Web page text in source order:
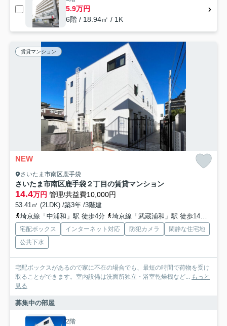
5.9万円
6階 / 18.94㎡ / 1K
賃貸マンション
NEW
さいたま市南区鹿手袋
さいたま市南区鹿手袋２丁目の賃貸マンション
14.4万円 管理/共益費10,000円
53.41㎡ (2LDK) /築3年 /3階建
埼京線「中浦和」駅 徒歩4分
埼京線「武蔵浦和」駅 徒歩14分
宅配ボックス インターネット対応 防犯カメラ
閑静な住宅地
公共下水
宅配ボックスがあるので家に不在の場合でも、最短の時間で荷物を受け
取ることができます。室内設備は洗面所独立・浴室乾燥機など...
もっと
見る
募集中の部屋
2階